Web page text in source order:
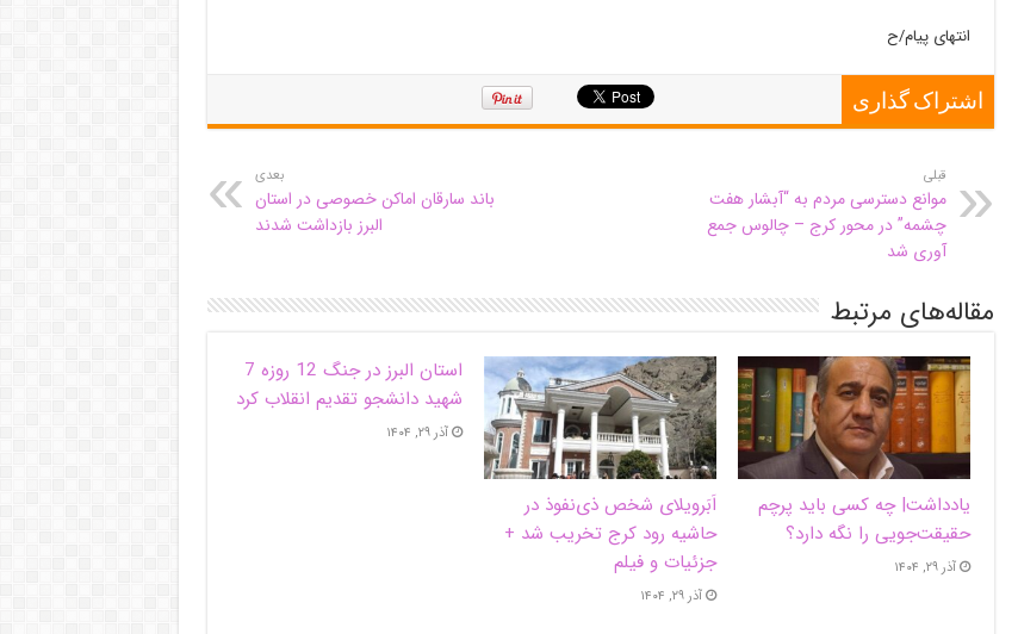
انتهای پیام/ح
اشتراک گذاری
قبلی
موانع دسترسی مردم به “آبشار هفت
چشمه” در محور کرج – چالوس جمع
آوری شد
بعدی
باند سارقان اماکن خصوصی در استان
البرز بازداشت شدند
مقاله‌های مرتبط
یادداشت| ‌چه کسی باید پرچم
حقیقت‌جویی را نگه دارد؟
آذر ۲۹, ۱۴۰۴
اَبَر‌ویلای شخص ذی‌نفوذ در
حاشیه‌ رود کرج تخریب شد +
جزئیات و فیلم
آذر ۲۹, ۱۴۰۴
استان البرز در جنگ 12 روزه 7
شهید دانشجو تقدیم انقلاب کرد
آذر ۲۹, ۱۴۰۴